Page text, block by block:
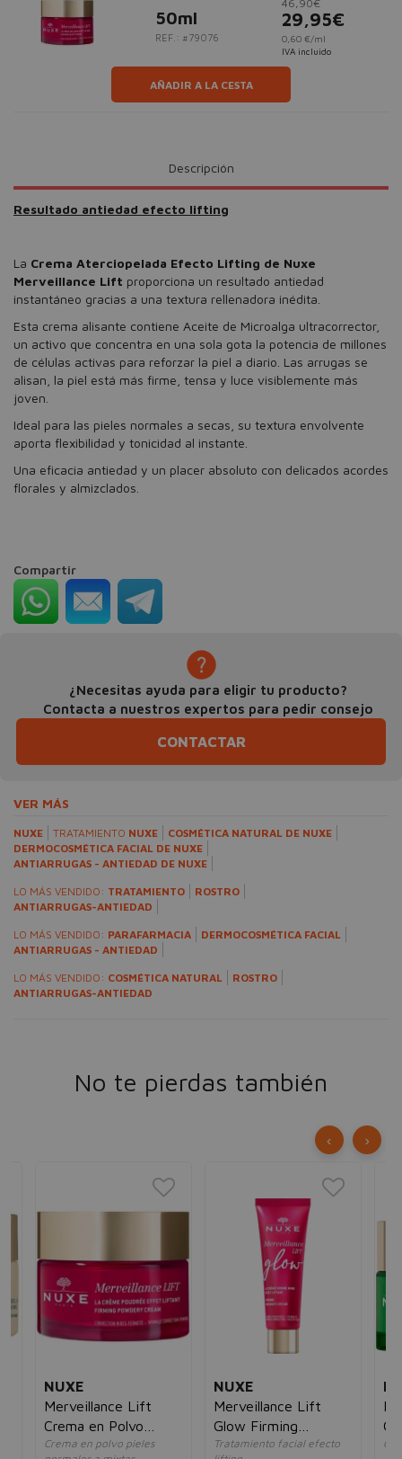
50ml
REF.: #79076
46,90€
29,95€
0,60 €/ml
IVA incluido
AÑADIR A LA CESTA
Descripción
Resultado antiedad efecto lifting
La Crema Aterciopelada Efecto Lifting de Nuxe
Merveillance Lift proporciona un resultado antiedad
instantáneo gracias a una textura rellenadora inédita.
Esta crema alisante contiene Aceite de Microalga ultracorrector,
un activo que concentra en una sola gota la potencia de millones
de células activas para reforzar la piel a diario. Las arrugas se
alisan, la piel está más firme, tensa y luce visiblemente más
joven.
Ideal para las pieles normales a secas, su textura envolvente
aporta flexibilidad y tonicidad al instante.
Una eficacia antiedad y un placer absoluto con delicados acordes
florales y almizclados.
Compartir
¿Necesitas ayuda para eligir tu producto?
Contacta a nuestros expertos para pedir consejo
CONTACTAR
VER MÁS
NUXE TRATAMIENTO NUXE
COSMÉTICA NATURAL DE NUXE
DERMOCOSMÉTICA FACIAL DE NUXE
ANTIARRUGAS - ANTIEDAD DE NUXE
LO MÁS VENDIDO: TRATAMIENTO
ROSTRO
ANTIARRUGAS-ANTIEDAD
LO MÁS VENDIDO: PARAFARMACIA
DERMOCOSMÉTICA FACIAL
ANTIARRUGAS - ANTIEDAD
LO MÁS VENDIDO: COSMÉTICA NATURAL
ROSTRO
ANTIARRUGAS-ANTIEDAD
No te pierdas también
NUXE
Merveillance Lift
Crema en Polvo
Efecto Lifting
Crema en polvo pieles
NUXE
Merveillance Lift
Glow Firming
Radiance Cream
Tratamiento facial efecto
‹ ›